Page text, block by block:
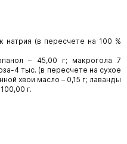
натрия (в пересчете на 100 %
– 45,00 г; макрогола 7
4 тыс. (в пересчете на сухое
хвои масло – 0,15 г; лаванды
г.